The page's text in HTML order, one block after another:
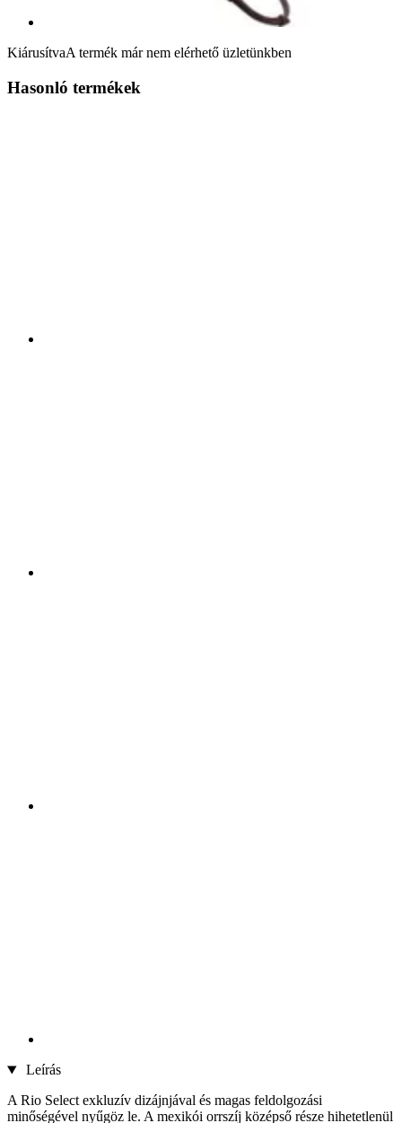
KiárusítvaA termék már nem elérhető üzletünkben
Hasonló termékek
Leírás
A Rio Select exkluzív dizájnjával és magas feldolgozási
minőségével nyűgöz le. A mexikói orrszíj középső része hihetetlenül